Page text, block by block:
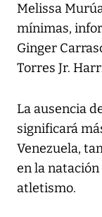
Melissa
mínimas,
Ginger
Torres Jr.
La ausencia
significará
Venezuela,
en la
atletismo.